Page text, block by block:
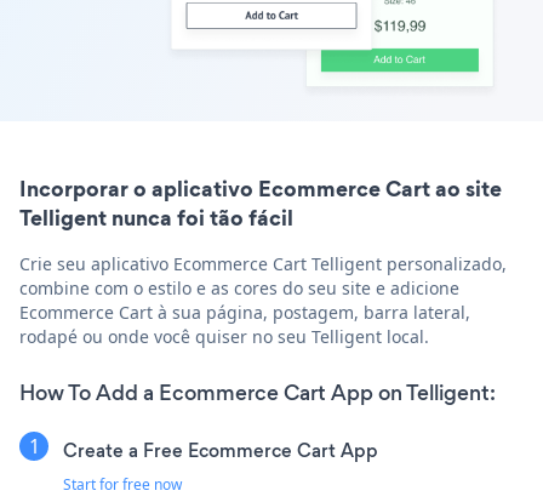
Incorporar o aplicativo Ecommerce Cart ao site
Telligent nunca foi tão fácil
Crie seu aplicativo Ecommerce Cart Telligent personalizado,
combine com o estilo e as cores do seu site e adicione
Ecommerce Cart à sua página, postagem, barra lateral,
rodapé ou onde você quiser no seu Telligent local.
How To Add a Ecommerce Cart App on Telligent:
Create a Free Ecommerce Cart App
Start for free now